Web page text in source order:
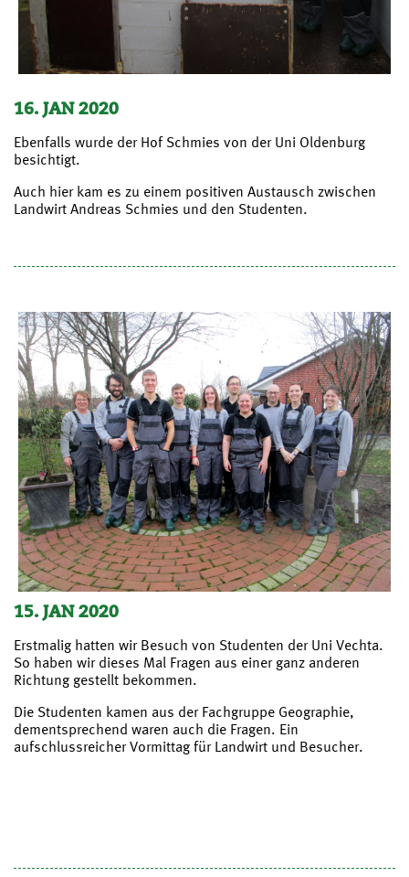
16. JAN 2020
Ebenfalls wurde der Hof Schmies von der Uni Oldenburg
besichtigt.
Auch hier kam es zu einem positiven Austausch zwischen
Landwirt Andreas Schmies und den Studenten.
15. JAN 2020
Erstmalig hatten wir Besuch von Studenten der Uni Vechta.
So haben wir dieses Mal Fragen aus einer ganz anderen
Richtung gestellt bekommen.
Die Studenten kamen aus der Fachgruppe Geographie,
dementsprechend waren auch die Fragen. Ein
aufschlussreicher Vormittag für Landwirt und Besucher.